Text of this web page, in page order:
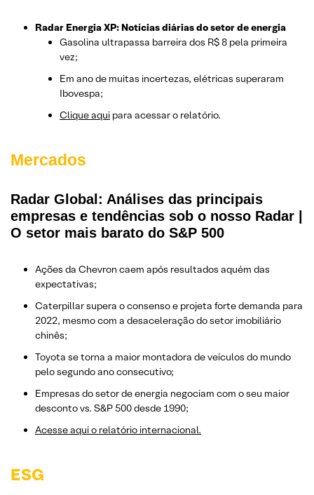
Radar Energia XP: Notícias diárias do setor de energia
Gasolina ultrapassa barreira dos R$ 8 pela primeira
vez;
Em ano de muitas incertezas, elétricas superaram
Ibovespa;
Clique aqui para acessar o relatório.
Mercados
Radar Global: Análises das principais
empresas e tendências sob o nosso Radar |
O setor mais barato do S&P 500
Ações da Chevron caem após resultados aquém das
expectativas;
Caterpillar supera o consenso e projeta forte demanda para
2022, mesmo com a desaceleração do setor imobiliário
chinês;
Toyota se torna a maior montadora de veículos do mundo
pelo segundo ano consecutivo;
Empresas do setor de energia negociam com o seu maior
desconto vs. S&P 500 desde 1990;
Acesse aqui o relatório internacional.
ESG